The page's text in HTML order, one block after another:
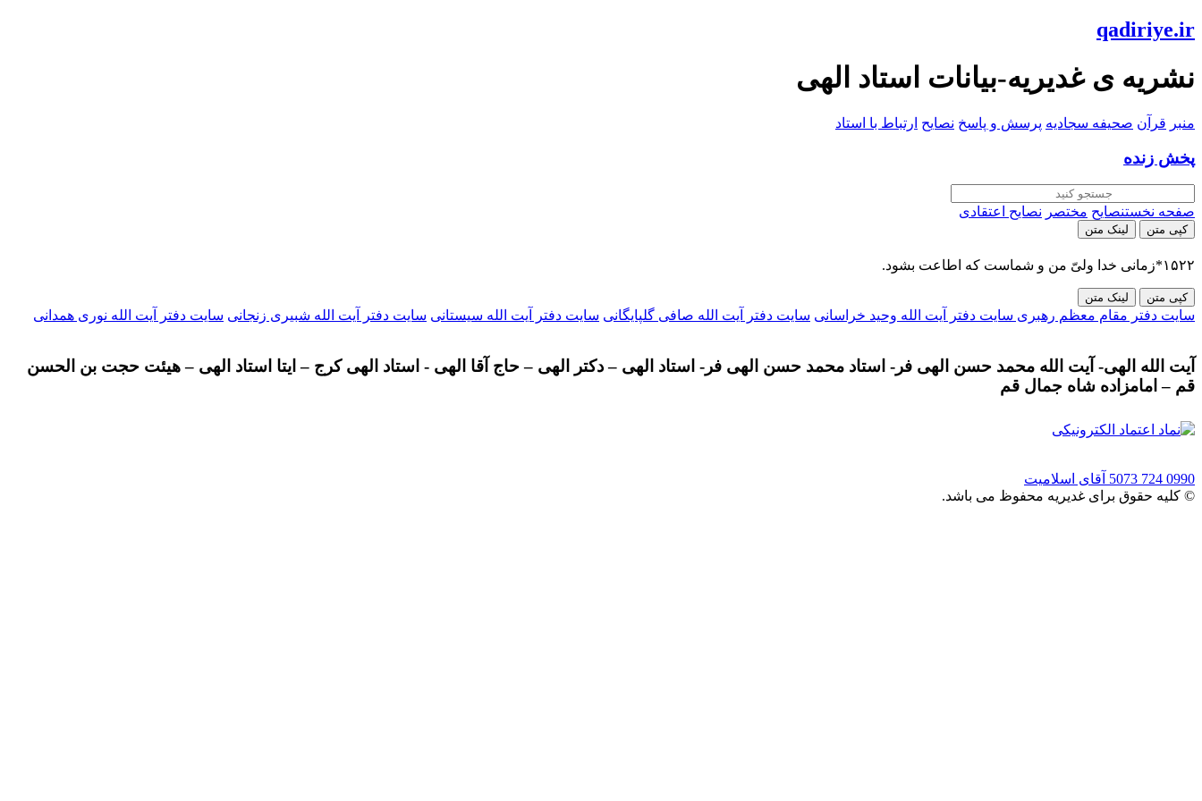
qadiriye.ir
نشریه ی غدیریه-بیانات استاد الهی
منبر قرآن صحیفه سجادیه پرسش و پاسخ نصایح ارتباط با استاد
پخش زنده
صفحه نخستنصایح مختصر نصایح اعتقادی
کپی متن لینک متن
۱۵۲۲*زمانی خدا ولیّ من و شماست که اطاعت بشود.
کپی متن لینک متن
سایت دفتر مقام معظم رهبری سایت دفتر آیت الله وحید خراسانی سایت دفتر آیت الله صافی گلپایگانی سایت دفتر آیت الله سیستانی سایت دفتر آیت الله شبیری زنجانی سایت دفتر آیت الله نوری همدانی
آیت الله الهی- آیت الله محمد حسن الهی فر- استاد محمد حسن الهی فر- استاد الهی – دکتر الهی – حاج آقا الهی - استاد الهی کرج – ایتا استاد الهی – هیئت حجت بن الحسن
قم – امامزاده شاه جمال قم
0990 724 5073
آقای اسلامیت
© کلیه حقوق برای غدیریه محفوظ می باشد.